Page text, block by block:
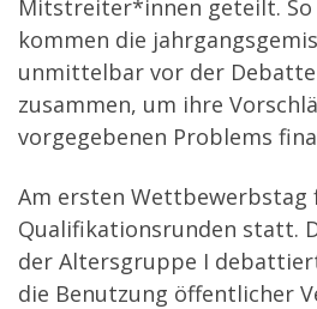
Mitstreiter*innen geteilt.
kommen die
unmittelbar vor der
zusammen, um ihre
vorgegebenen Problems
Am ersten Wettbewerbstag
Qualifikationsrunden statt.
der Altersgruppe I
die Benutzung öffentlicher